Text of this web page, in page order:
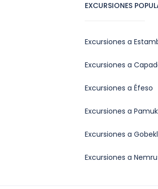
EXCURSIONES
Excursiones a
Excursiones a
Excursiones a Éfeso
Excursiones a
Excursiones a
Excursiones a